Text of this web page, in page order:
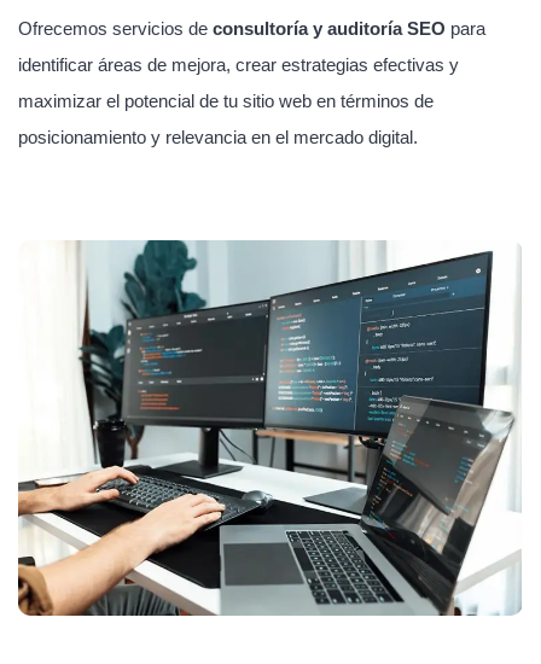
Ofrecemos servicios de consultoría y auditoría SEO para
identificar áreas de mejora, crear estrategias efectivas y
maximizar el potencial de tu sitio web en términos de
posicionamiento y relevancia en el mercado digital.